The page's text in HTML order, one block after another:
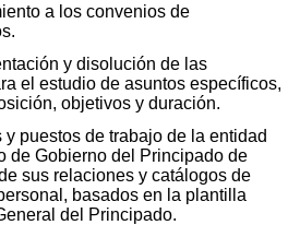
a los convenios de
y disolución de las
el estudio de asuntos específicos,
objetivos y duración.
puestos de trabajo de la entidad
de Gobierno del Principado de
sus relaciones y catálogos de
basados en la plantilla
del Principado.